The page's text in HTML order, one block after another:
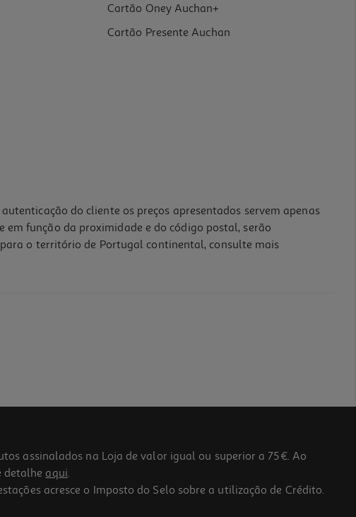
Cartão Oney Auchan+
Cartão Presente Auchan
do cliente os preços apresentados servem apenas
função da proximidade e do código postal, serão
o território de Portugal continental, consulte mais
assinalados na Loja de valor igual ou superior a 75€. Ao
detalhe aqui.
acresce o Imposto do Selo sobre a utilização de Crédito.